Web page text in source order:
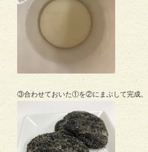
③合わせておいた①を②にまぶして完成。